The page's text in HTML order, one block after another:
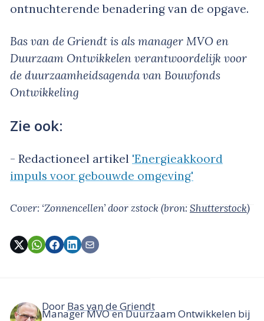
ontnuchterende benadering van de opgave.
Bas van de Griendt is als manager MVO en
Duurzaam Ontwikkelen verantwoordelijk voor
de duurzaamheidsagenda van Bouwfonds
Ontwikkeling
Zie ook:
- Redactioneel artikel 'Energieakkoord
impuls voor gebouwde omgeving'
Cover: ‘Zonnencellen’door zstock(bron: Shutterstock)
Door Bas van de Griendt
Manager MVO en Duurzaam Ontwikkelen bij